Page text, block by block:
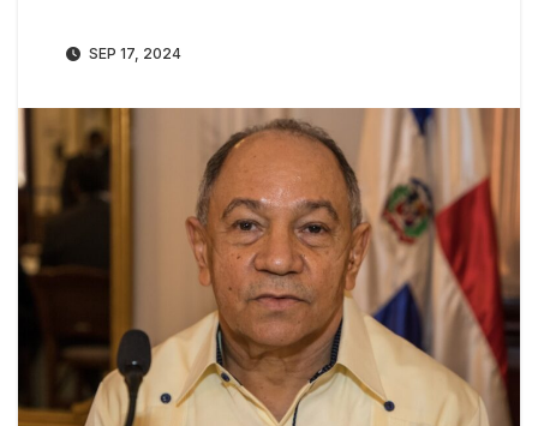
SEP 17, 2024